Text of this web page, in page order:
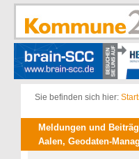
Zum
springen
Sie befinden sich hier:
Meldungen und
Aalen, Geodaten-